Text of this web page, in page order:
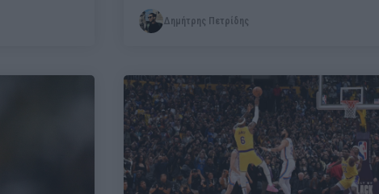
Δημήτρης Πετρίδης